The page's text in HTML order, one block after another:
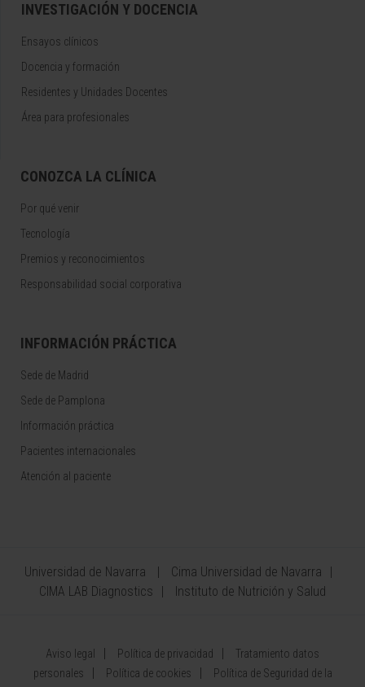
INVESTIGACIÓN Y DOCENCIA
Ensayos clínicos
Docencia y formación
Residentes y Unidades Docentes
Área para profesionales
CONOZCA LA CLÍNICA
Por qué venir
Tecnología
Premios y reconocimientos
Responsabilidad social corporativa
INFORMACIÓN PRÁCTICA
Sede de Madrid
Sede de Pamplona
Información práctica
Pacientes internacionales
Atención al paciente
Universidad de Navarra
Cima Universidad de Navarra
CIMA LAB Diagnostics
Instituto de Nutrición y Salud
Aviso legal Política de privacidad
Tratamiento datos
personales
Política de cookies
Política de Seguridad de la